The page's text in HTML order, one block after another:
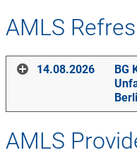
AMLS
14.08.2026
BG
Ort
AMLS